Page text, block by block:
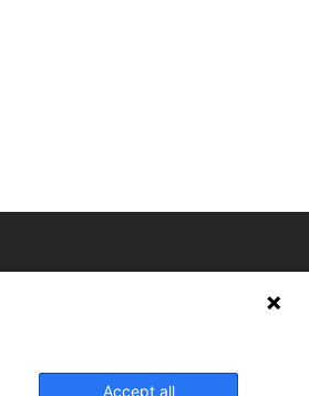
Accept all